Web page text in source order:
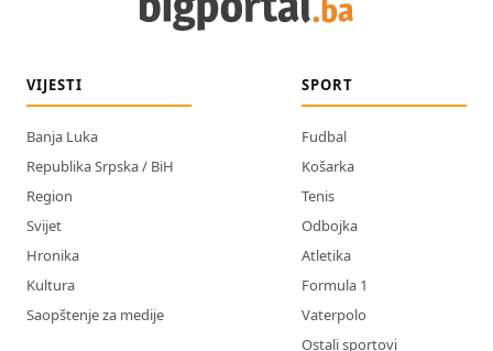
VIJESTI
Banja Luka
Republika Srpska / BiH
Region
Svijet
Hronika
Kultura
Saopštenje za medije
SPORT
Fudbal
Košarka
Tenis
Odbojka
Atletika
Formula 1
Vaterpolo
Ostali sportovi